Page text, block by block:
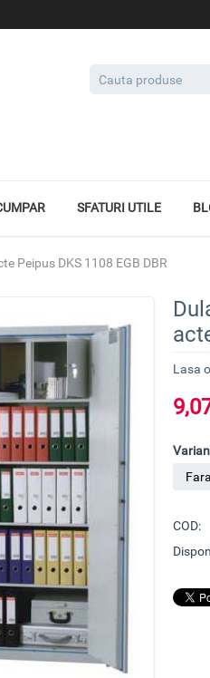
SFATURI UTILE
Peipus DKS 1108 EGB DBR
Lasa
COD: